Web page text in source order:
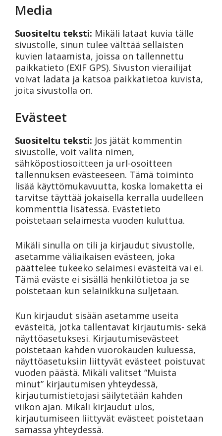
Media
Suositeltu teksti: Mikäli lataat kuvia tälle
sivustolle, sinun tulee välttää sellaisten
kuvien lataamista, joissa on tallennettu
paikkatieto (EXIF GPS). Sivuston vierailijat
voivat ladata ja katsoa paikkatietoa kuvista,
joita sivustolla on.
Evästeet
Suositeltu teksti: Jos jätät kommentin
sivustolle, voit valita nimen,
sähköpostiosoitteen ja url-osoitteen
tallennuksen evästeeseen. Tämä toiminto
lisää käyttömukavuutta, koska lomaketta ei
tarvitse täyttää jokaisella kerralla uudelleen
kommenttia lisätessä. Evästetieto
poistetaan selaimesta vuoden kuluttua.
Mikäli sinulla on tili ja kirjaudut sivustolle,
asetamme väliaikaisen evästeen, joka
päättelee tukeeko selaimesi evästeitä vai ei.
Tämä eväste ei sisällä henkilötietoa ja se
poistetaan kun selainikkuna suljetaan.
Kun kirjaudut sisään asetamme useita
evästeitä, jotka tallentavat kirjautumis- sekä
näyttöasetuksesi. Kirjautumisevästeet
poistetaan kahden vuorokauden kuluessa,
näyttöasetuksiin liittyvät evästeet poistuvat
vuoden päästä. Mikäli valitset “Muista
minut” kirjautumisen yhteydessä,
kirjautumistietojasi säilytetään kahden
viikon ajan. Mikäli kirjaudut ulos,
kirjautumiseen liittyvät evästeet poistetaan
samassa yhteydessä.